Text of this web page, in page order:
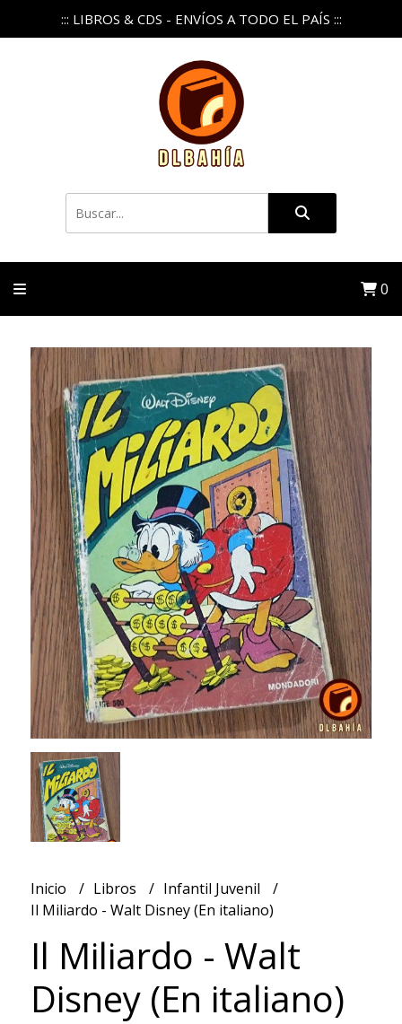
::: LIBROS & CDS - ENVÍOS A TODO EL PAÍS :::
0
Inicio Libros
Infantil Juvenil
Il Miliardo - Walt Disney (En italiano)
Il Miliardo - Walt
Disney (En italiano)